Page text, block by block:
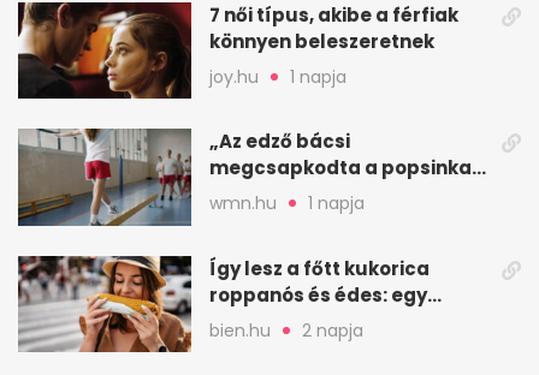
7 női típus, akibe a férfiak
könnyen beleszeretnek
joy.hu 1 napja
„Az edző bácsi
megcsapkodta a popsinkat”
– Klára nyári táboros
wmn.hu 1 napja
Így lesz a főtt kukorica
roppanós és édes: egy
zöldséges trükkje
bien.hu 2 napja